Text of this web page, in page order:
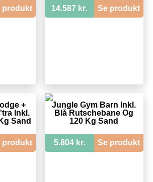
produkt 14.587 kr. Se produkt
+
Inkl.
Sand
produkt
Jungle Gym Barn Inkl.
Blå Rutschebane Og
120 Kg Sand
5.804 kr. Se produkt